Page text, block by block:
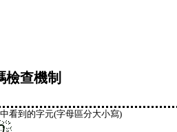
檢查機制
看到的字元(字母區分大小寫)